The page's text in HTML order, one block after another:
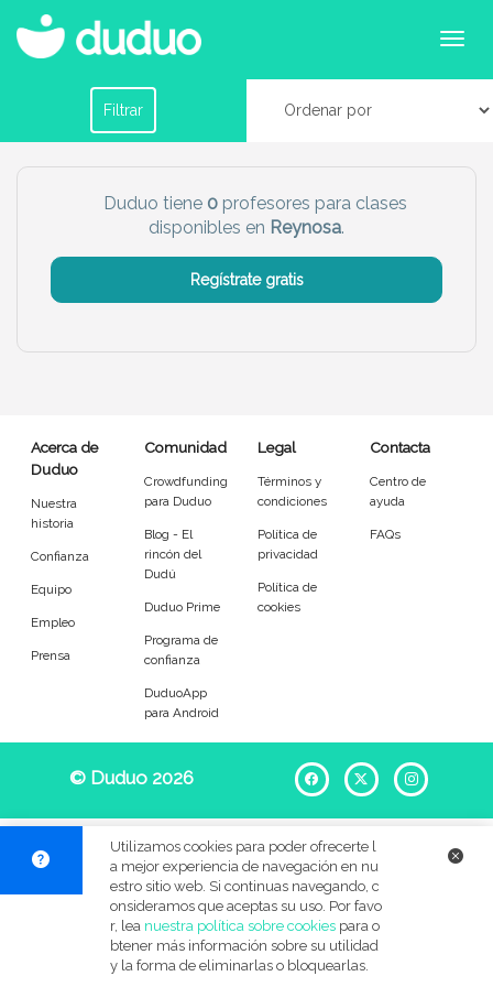
y secundaria en Reynosa
Filtrar
Filtrar por horario
Chico Chica
Más servicio del dudú
Limpieza Manitas
Entrenador Asistente
Tipo de atención
Primaria
Selectividad
Universitarios
Materias
Apoyo escolar Ayuda con deberes
Técnicas de estudio Artes plásticas
Duduo tiene 0profesores para clases
disponibles en Reynosa.
Regístrate gratis
Acerca de
Duduo
Nuestra
historia
Confianza
Equipo
Empleo
Prensa
Comunidad
Crowdfunding
para Duduo
Blog - El
rincón del
Dudú
Duduo Prime
Programa de
confianza
DuduoApp
para Android
Legal
Términos y
condiciones
Política de
privacidad
Política de
cookies
Contacta
Centro de
ayuda
FAQs
© Duduo 2026 Facebook
X
Utilizamos cookies para poder ofrecerte l
a mejor experiencia de navegación en nu
estro sitio web. Si continuas navegando, c
onsideramos que aceptas su uso. Por favo
r, lea nuestra política sobre cookiespara o
btener más información sobre su utilidad
y la forma de eliminarlas o bloquearlas.